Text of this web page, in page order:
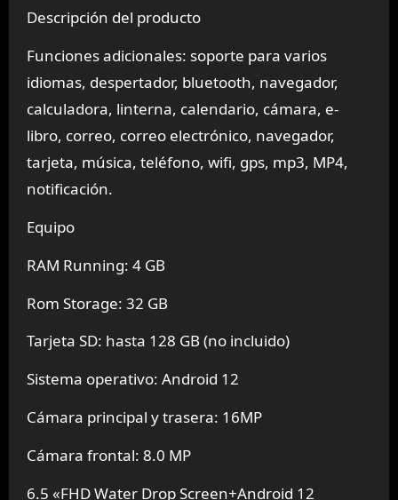
Descripción del producto
Funciones adicionales: soporte para varios
idiomas, despertador, bluetooth, navegador,
calculadora, linterna, calendario, cámara, e-
libro, correo, correo electrónico, navegador,
tarjeta, música, teléfono, wifi, gps, mp3, MP4,
notificación.
Equipo
RAM Running: 4 GB
Rom Storage: 32 GB
Tarjeta SD: hasta 128 GB (no incluido)
Sistema operativo: Android 12
Cámara principal y trasera: 16MP
Cámara frontal: 8.0 MP
6.5 «FHD Water Drop Screen+Android 12